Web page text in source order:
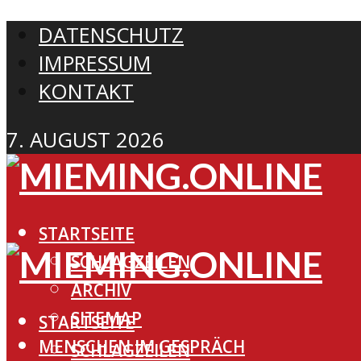
DATENSCHUTZ
IMPRESSUM
KONTAKT
7. AUGUST 2026
STARTSEITE
SCHLAGZEILEN
ARCHIV
SITEMAP
MENSCHEN IM GESPRÄCH
STARTSEITE
SCHLAGZEILEN